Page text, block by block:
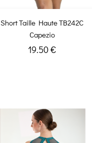
Short Taille Haute TB242C
Capezio
19.50 €